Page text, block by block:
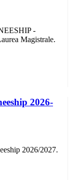
-
Magistrale.
2026-
2026/2027.